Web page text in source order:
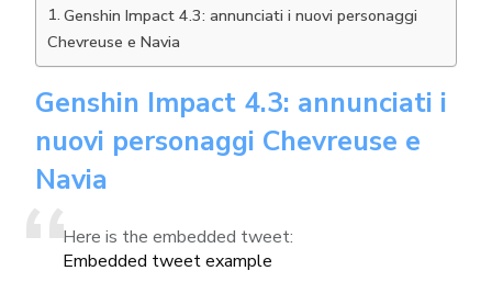
Genshin Impact 4.3: annunciati i nuovi personaggi
Chevreuse e Navia
Genshin Impact 4.3: annunciati i
nuovi personaggi Chevreuse e
Navia
Here is the embedded tweet:
Embedded tweet example